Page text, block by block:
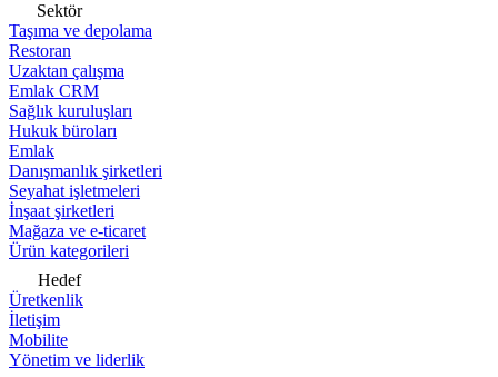
Sektör
Taşıma ve depolama
Restoran
Uzaktan çalışma
Emlak CRM
Sağlık kuruluşları
Hukuk büroları
Emlak
Danışmanlık şirketleri
Seyahat işletmeleri
İnşaat şirketleri
Mağaza ve e-ticaret
Ürün kategorileri
Hedef
Üretkenlik
İletişim
Mobilite
Yönetim ve liderlik